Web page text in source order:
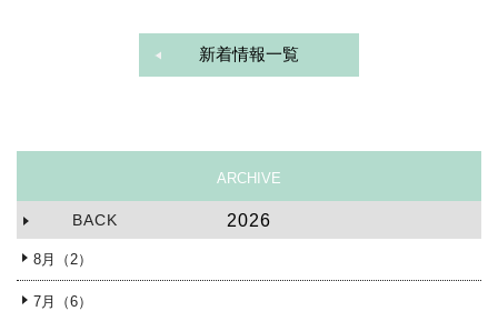
新着情報一覧
ARCHIVE
BACK 2026
8月（2）
7月（6）